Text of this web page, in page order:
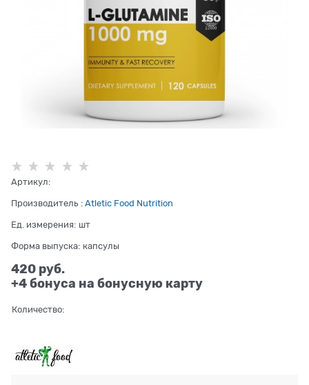
Артикул:
Производитель : Atletic Food Nutrition
Ед. измерения: шт
Форма выпуска: капсулы
420 руб.
+4 бонуса на бонусную карту
Количество: